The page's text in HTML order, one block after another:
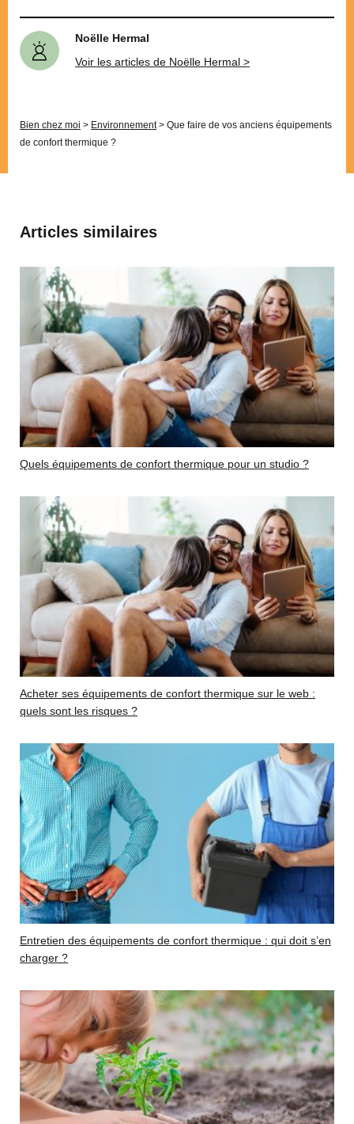
Noëlle Hermal
Voir les articles de Noëlle Hermal >
Bien chez moi > Environnement> Que faire de vos anciens équipements
de confort thermique ?
Articles similaires
Quels équipements de confort thermique pour un studio ?
Acheter ses équipements de confort thermique sur le web :
quels sont les risques ?
Entretien des équipements de confort thermique : qui doit s’en
charger ?